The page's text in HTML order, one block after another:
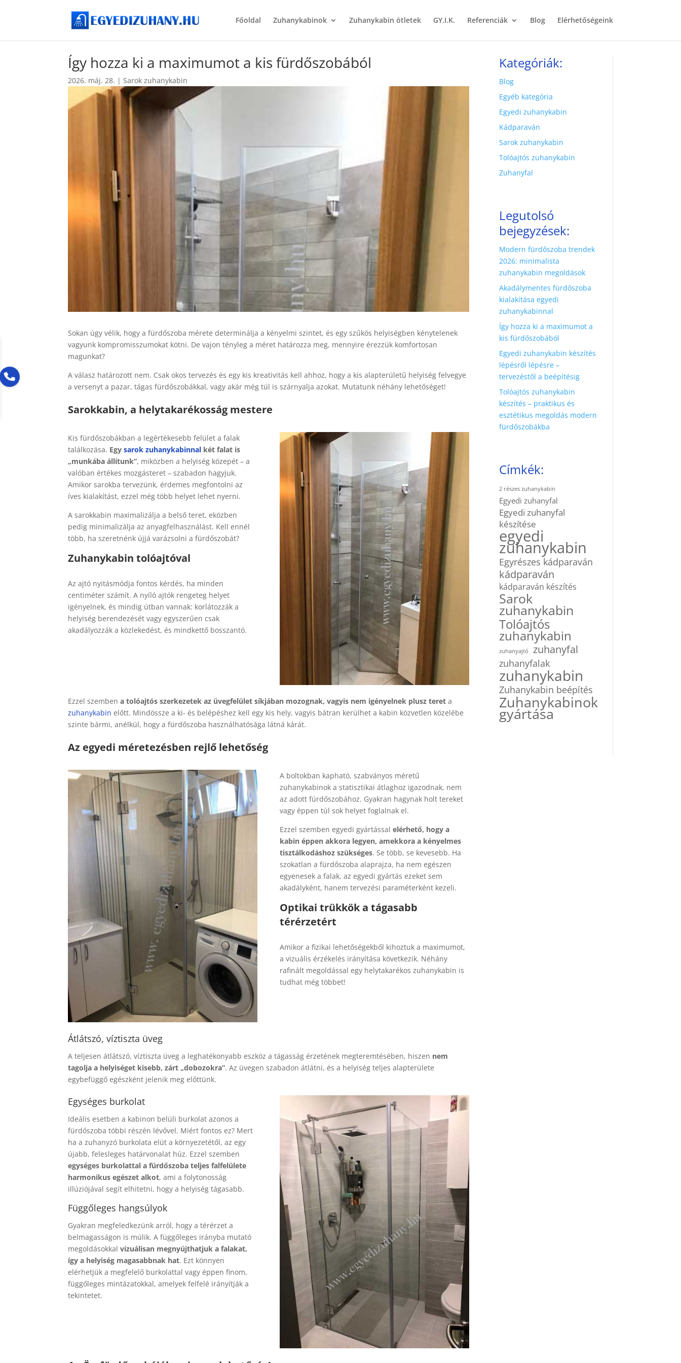
Főoldal Zuhanykabinok Zuhanykabin ötletek GY.I.K. Referenciák Blog Elérhetőségeink
Így hozza ki a maximumot a kis fürdőszobából
2026. máj. 28. |Sarok zuhanykabin
Sokan úgy vélik, hogy a fürdőszoba mérete determinálja a kényelmi szintet, és egy szűkös helyiségben kénytelenek
vagyunk kompromisszumokat kötni. De vajon tényleg a méret határozza meg, mennyire érezzük komfortosan
magunkat?
A válasz határozott nem. Csak okos tervezés és egy kis kreativitás kell ahhoz, hogy a kis alapterületű helyiség felvegye
a versenyt a pazar, tágas fürdőszobákkal, vagy akár még túl is szárnyalja azokat. Mutatunk néhány lehetőséget!
Sarokkabin, a helytakarékosság mestere
Kis fürdőszobákban a legértékesebb felület a falak
találkozása. Egysarok zuhanykabinnal két falat is
„munkába állítunk”, miközben a helyiség közepét – a
valóban értékes mozgásteret – szabadon hagyjuk.
Amikor sarokba tervezünk, érdemes megfontolni az
íves kialakítást, ezzel még több helyet lehet nyerni.
A sarokkabin maximalizálja a belső teret, eközben
pedig minimalizálja az anyagfelhasználást. Kell ennél
több, ha szeretnénk újjá varázsolni a fürdőszobát?
Zuhanykabin tolóajtóval
Az ajtó nyitásmódja fontos kérdés, ha minden
centiméter számít. A nyíló ajtók rengeteg helyet
igényelnek, és mindig útban vannak: korlátozzák a
helyiség berendezését vagy egyszerűen csak
akadályozzák a közlekedést, és mindkettő bosszantó.
Ezzel szembena tolóajtós szerkezetek az üvegfelület síkjában mozognak, vagyis nem igényelnek plusz teret a
zuhanykabin előtt. Mindössze a ki- és belépéshez kell egy kis hely, vagyis bátran kerülhet a kabin közvetlen közelébe
szinte bármi, anélkül, hogy a fürdőszoba használhatósága látná kárát.
Az egyedi méretezésben rejlő lehetőség
A boltokban kapható, szabványos méretű
zuhanykabinok a statisztikai átlaghoz igazodnak, nem
az adott fürdőszobához. Gyakran hagynak holt tereket
vagy éppen túl sok helyet foglalnak el.
Ezzel szemben egyedi gyártással elérhető, hogy a
kabin éppen akkora legyen, amekkora a kényelmes
tisztálkodáshoz szükséges. Se több, se kevesebb. Ha
szokatlan a fürdőszoba alaprajza, ha nem egészen
egyenesek a falak, az egyedi gyártás ezeket sem
akadályként, hanem tervezési paraméterként kezeli.
Optikai trükkök a tágasabb
térérzetért
Amikor a fizikai lehetőségekből kihoztuk a maximumot,
a vizuális érzékelés irányítása következik. Néhány
rafinált megoldással egy helytakarékos zuhanykabin is
tudhat még többet!
Átlátszó, víztiszta üveg
A teljesen átlátszó, víztiszta üveg a leghatékonyabb eszköz a tágasság érzetének megteremtésében, hiszen nem
tagolja a helyiséget kisebb, zárt „dobozokra”. Az üvegen szabadon átlátni, és a helyiség teljes alapterülete
egybefüggő egészként jelenik meg előttünk.
Egységes burkolat
Ideális esetben a kabinon belüli burkolat azonos a
fürdőszoba többi részén lévővel. Miért fontos ez? Mert
ha a zuhanyzó burkolata elüt a környezetétől, az egy
újabb, felesleges határvonalat húz. Ezzel szemben
egységes burkolattal a fürdőszoba teljes falfelülete
harmonikus egészet alkot, ami a folytonosság
illúziójával segít elhitetni, hogy a helyiség tágasabb.
Függőleges hangsúlyok
Gyakran megfeledkezünk arról, hogy a térérzet a
belmagasságon is múlik. A függőleges irányba mutató
megoldásokkalvizuálisan megnyújthatjuk a falakat,
így a helyiség magasabbnak hat. Ezt könnyen
elérhetjük a megfelelő burkolattal vagy éppen finom,
függőleges mintázatokkal, amelyek felfelé irányítják a
tekintetet.
Kategóriák:
Blog
Egyéb kategória
Egyedi zuhanykabin
Kádparaván
Sarok zuhanykabin
Tolóajtós zuhanykabin
Zuhanyfal
Legutolsó
bejegyzések:
Modern fürdőszoba trendek
2026: minimalista
zuhanykabin megoldások
Akadálymentes fürdőszoba
kialakítása egyedi
zuhanykabinnal
Így hozza ki a maximumot a
kis fürdőszobából
Egyedi zuhanykabin készítés
lépésről lépésre –
tervezéstől a beépítésig
Tolóajtós zuhanykabin
készítés – praktikus és
esztétikus megoldás modern
fürdőszobákba
Címkék:
2 részes zuhanykabin
Egyedi zuhanyfal
Egyedi zuhanyfal
készítése
egyedi
zuhanykabin
Egyrészes kádparaván
kádparaván
kádparaván készítés
Sarok
zuhanykabin
Tolóajtós
zuhanykabin
zuhanyajtó zuhanyfal
zuhanyfalak
zuhanykabin
Zuhanykabin beépítés
Zuhanykabinok
gyártása